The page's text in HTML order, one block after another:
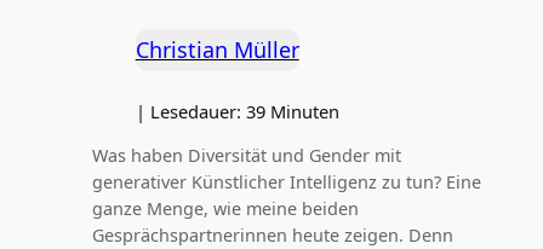
Christian Müller
| Lesedauer: 39 Minuten
Was haben Diversität und Gender mit
generativer Künstlicher Intelligenz zu tun? Eine
ganze Menge, wie meine beiden
Gesprächspartnerinnen heute zeigen. Denn